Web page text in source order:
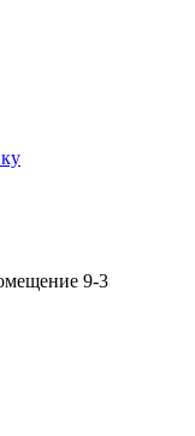
9-3